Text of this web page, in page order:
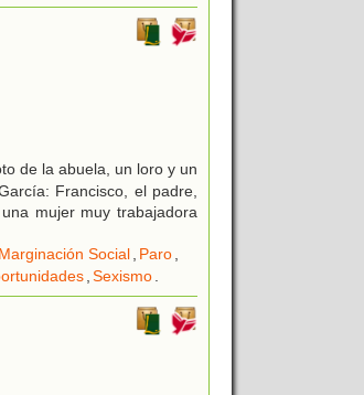
de la abuela, un loro y un
Francisco, el padre,
mujer muy trabajadora
Marginación Social Paro
Sexismo